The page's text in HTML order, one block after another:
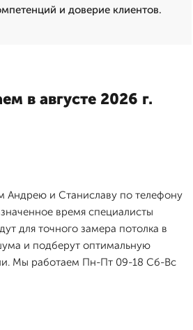
и доверие клиентов.
в августе 2026 г.
Андрею и Станиславу по телефону
время специалисты
для точного замера потолка в
и подберут оптимальную
Мы работаем Пн-Пт 09-18 Сб-Вс